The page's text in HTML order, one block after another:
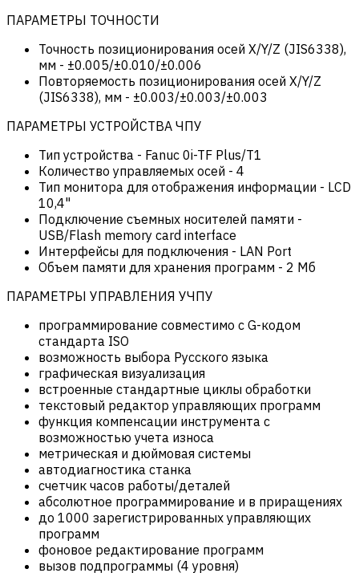
ПАРАМЕТРЫ ТОЧНОСТИ
Точность позиционирования осей X/Y/Z (JIS6338),
мм - ±0.005/±0.010/±0.006
Повторяемость позиционирования осей X/Y/Z
(JIS6338), мм - ±0.003/±0.003/±0.003
ПАРАМЕТРЫ УСТРОЙСТВА ЧПУ
Тип устройства - Fanuc 0i-TF Plus/T1
Количество управляемых осей - 4
Тип монитора для отображения информации - LCD
10,4"
Подключение съемных носителей памяти -
USB/Flash memory card interface
Интерфейсы для подключения - LAN Port
Объем памяти для хранения программ - 2 Мб
ПАРАМЕТРЫ УПРАВЛЕНИЯ УЧПУ
программирование совместимо с G-кодом
стандарта ISO
возможность выбора Русского языка
графическая визуализация
встроенные стандартные циклы обработки
текстовый редактор управляющих программ
функция компенсации инструмента с
возможностью учета износа
метрическая и дюймовая системы
автодиагностика станка
счетчик часов работы/деталей
абсолютное программирование и в приращениях
до 1000 зарегистрированных управляющих
программ
фоновое редактирование программ
вызов подпрограммы (4 уровня)